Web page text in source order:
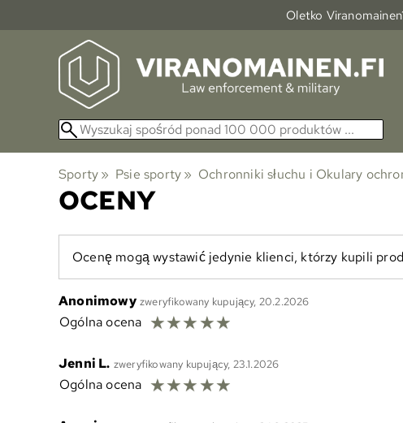
Oletko
Sporty‪» Psie sporty‪» Ochronniki słuchu i Okulary
OCENY
Ocenę mogą wystawić jedynie klienci, którzy kupili
Anonimowy zweryfikowany kupujący, 20.2.2026
Ogólna ocena ☆☆☆☆☆
Jenni L. zweryfikowany kupujący, 23.1.2026
Ogólna ocena ☆☆☆☆☆